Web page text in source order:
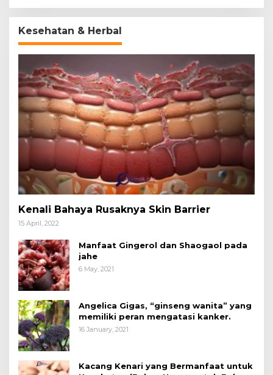
Kesehatan & Herbal
Kenali Bahaya Rusaknya Skin Barrier
15 April, 2022
Manfaat Gingerol dan Shaogaol pada
jahe
6 May, 2021
Angelica Gigas, “ginseng wanita” yang
memiliki peran mengatasi kanker.
16 January, 2021
Kacang Kenari yang Bermanfaat untuk